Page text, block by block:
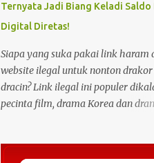
Ternyata Jadi Biang Keladi Saldo
Digital Diretas!
Siapa yang suka pakai link haram
website ilegal untuk nonton
dracin? Link ilegal ini populer
pecinta film, drama Korea dan
link ilegal ini juga mengunggah